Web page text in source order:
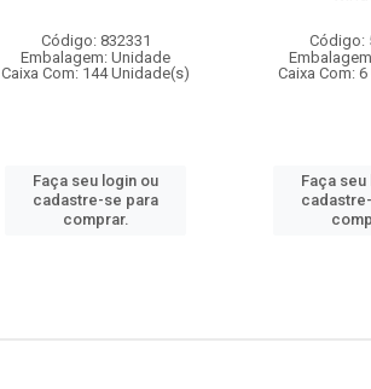
Código: 832331
Embalagem: Unidade
Caixa Com: 144 Unidade(s)
Faça seu login ou
cadastre-se para
comprar.
Código:
Caixa Com:
Faça seu